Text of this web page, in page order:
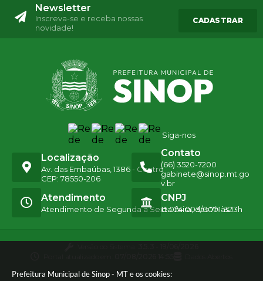
Prefeitura Municipal de Sinop - MT e os cookies:
Newsletter
Inscreva-se e receba nossas
novidade!
CADASTRAR
Siga-nos
Localização
Av. das Embaúbas, 1386 - Centro
CEP: 78550-206
Contato
(66) 3520-7200
gabinete@sinop.mt.go
v.br
Atendimento
Atendimento de Segunda a Sexta-feira, das 7h às 13h
CNPJ
15.024.003/0001-32